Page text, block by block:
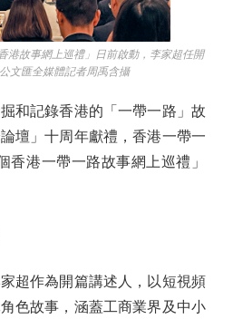
故事網上巡禮」日前啟動，李家超任開
文匯全媒體記者周禹含攝
記錄香港的「一帶一路」故
壇」十周年獻禮，香港一帶一
香港一帶一路故事網上巡禮」
作為開篇講述人，以短視頻
色故事，涵蓋工商業界及中小